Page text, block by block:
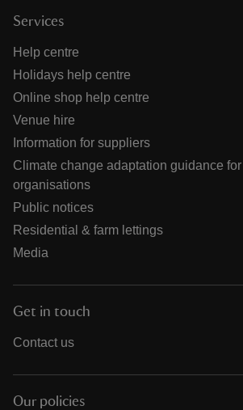
Services
Help centre
Holidays help centre
Online shop help centre
Venue hire
Information for suppliers
Climate change adaptation guidance
organisations
Public notices
Residential & farm lettings
Media
Get in touch
Contact us
Our policies